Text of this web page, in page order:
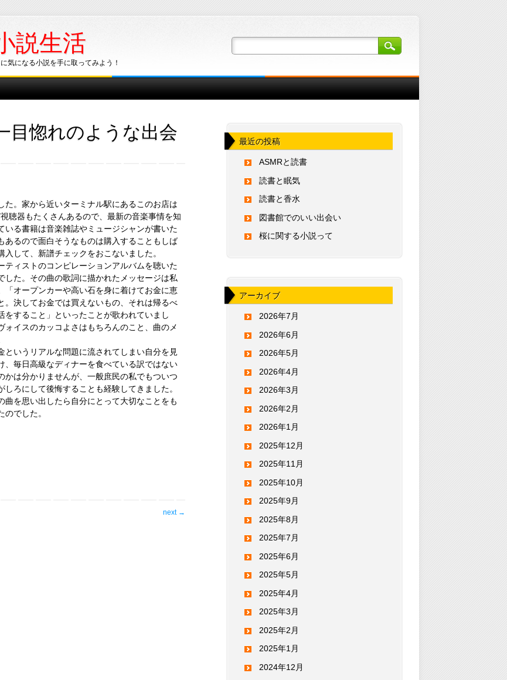
説生活
気になる小説を手に取ってみよう！
目惚れのような出会
。家から近いターミナル駅にあるこのお店は
聴器もたくさんあるので、最新の音楽事情を知
る書籍は音楽雑誌やミュージシャンが書いた
あるので面白そうなものは購入することもしば
して、新譜チェックをおこないました。
ィストのコンピレーションアルバムを聴いた
た。その曲の歌詞に描かれたメッセージは私
オープンカーや高い石を身に着けてお金に恵
。決してお金では買えないもの、それは帰るべ
すること」といったことが歌われていまし
イスのカッコよさはもちろんのこと、曲のメ
いうリアルな問題に流されてしまい自分を見
毎日高級なディナーを食べている訳ではない
は分かりませんが、一般庶民の私でもついつ
ろにして後悔することも経験してきました。
を思い出したら自分にとって大切なことをも
でした。
next →
最近の投稿
ASMRと読書
読書と眠気
読書と香水
図書館でのいい出会い
桜に関する小説って
アーカイブ
2026年7月
2026年6月
2026年5月
2026年4月
2026年3月
2026年2月
2026年1月
2025年12月
2025年11月
2025年10月
2025年9月
2025年8月
2025年7月
2025年6月
2025年5月
2025年4月
2025年3月
2025年2月
2025年1月
2024年12月